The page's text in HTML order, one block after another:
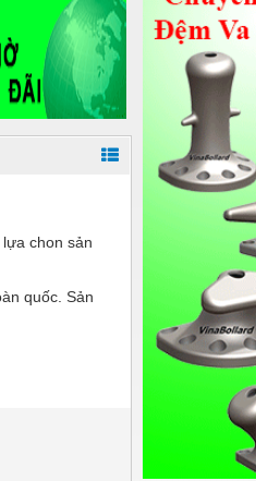
chon sản
quốc. Sản